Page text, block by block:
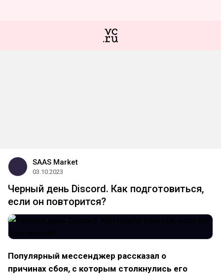
SAAS Market
03.10.2023
Черный день Discord. Как подготовиться,
если он повторится?
Популярный мессенджер рассказал о
причинах сбоя, с которым столкнулись его